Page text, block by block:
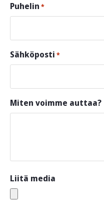
Puhelin *
Sähköposti *
Miten voimme auttaa?
Liitä media